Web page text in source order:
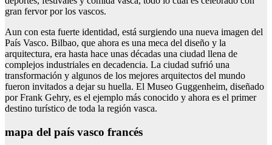
gran fervor por los vascos.
Aun con esta fuerte identidad, está surgiendo una nueva imagen del
País Vasco. Bilbao, que ahora es una meca del diseño y la
arquitectura, era hasta hace unas décadas una ciudad llena de
complejos industriales en decadencia. La ciudad sufrió una
transformación y algunos de los mejores arquitectos del mundo
fueron invitados a dejar su huella. El Museo Guggenheim, diseñado
por Frank Gehry, es el ejemplo más conocido y ahora es el primer
destino turístico de toda la región vasca.
mapa del país vasco francés